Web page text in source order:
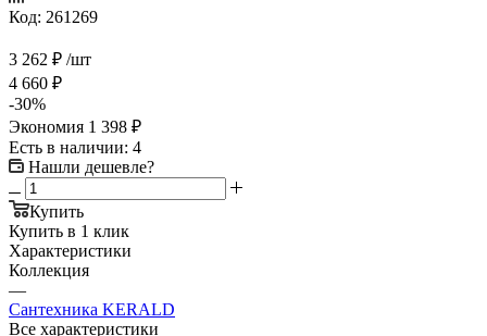
Код: 261269
3 262 ₽ /шт
4 660 ₽
-30%
Экономия 1 398 ₽
Есть в наличии: 4
Нашли дешевле?
Купить
Купить в 1 клик
Характеристики
Коллекция
—
Сантехника KERALD
Все характеристики